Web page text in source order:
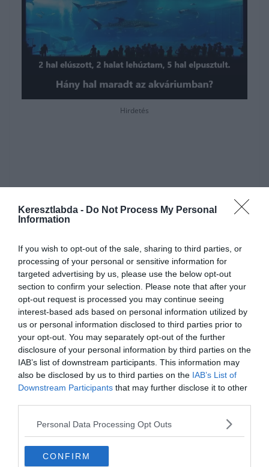
Keresztlabda - Do Not Process My Personal
Information
If you wish to opt-out of the sale, sharing to third parties, or
processing of your personal or sensitive information for
targeted advertising by us, please use the below opt-out
section to confirm your selection. Please note that after your
opt-out request is processed you may continue seeing
interest-based ads based on personal information utilized by
us or personal information disclosed to third parties prior to
your opt-out. You may separately opt-out of the further
disclosure of your personal information by third parties on the
IAB’s list of downstream participants. This information may
also be disclosed by us to third parties on the IAB’s List of
Downstream Participants that may further disclose it to other
Personal Data Processing Opt Outs
CONFIRM
Hirdetés
1 halat mondanál? Nem jó, nézzük végig:
Úgy kezdtem, hogy 10 halvanaz akváriumban. Ezzel a
kijelentéssel, rögtön az első mondatommal elárultam a megoldást
de ettől most tekintsünk el és nézzük tovább.
2 hal elúszott, na de hová egy zárt akváriumból? Úszkálhatnak, de
ott maradnak.
2 halat lehúztam, oké, de még mindig zárt akváriumban vannak.
ideig az akváriumban (egészen addig amíg észre nem veszem 🙂 )
Egy szó, mint száz az első mondat vissz mindent, mint a piros
hetes, és 10 hal van az akváriumban.